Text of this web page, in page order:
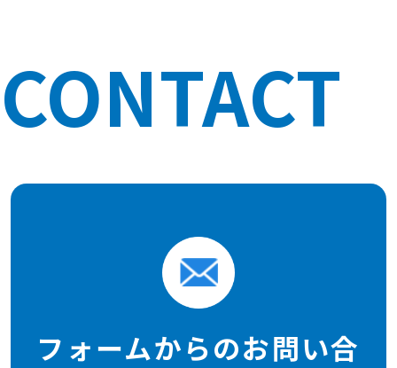
CONTACT
フォームからのお問い合